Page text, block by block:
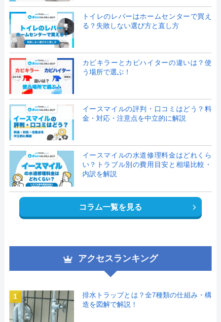
トイレのレバーはホームセンターで買え
る？失敗しない選び方と直し方
カビキラーとカビハイターの違いは？使
う場所で選ぶ！
イースマイルの評判・口コミはどう？料
金・対応・注意点を中立的に解説
イースマイルの水道修理料金はどれくら
い？トラブル別の費用目安と相場比較・
内訳を解説
コラム一覧を見る
アクセスランキング
1
排水トラップとは？全7種類の仕組み・構
造を図解で解説！